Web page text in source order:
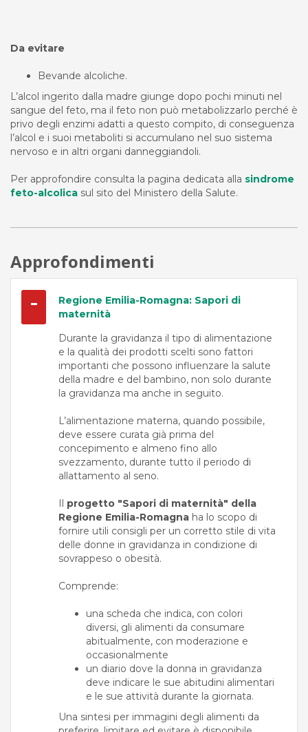
Da evitare
Bevande alcoliche.
L’alcol ingerito dalla madre giunge dopo pochi minuti nel
sangue del feto, ma il feto non può metabolizzarlo perché è
privo degli enzimi adatti a questo compito, di conseguenza
l’alcol e i suoi metaboliti si accumulano nel suo sistema
nervoso e in altri organi danneggiandoli.
Per approfondire consulta la pagina dedicata alla sindrome
feto-alcolica sul sito del Ministero della Salute.
Approfondimenti
Regione Emilia-Romagna: Sapori di
maternità
Durante la gravidanza il tipo di alimentazione
e la qualità dei prodotti scelti sono fattori
importanti che possono influenzare la salute
della madre e del bambino, non solo durante
la gravidanza ma anche in seguito.
L’alimentazione materna, quando possibile,
deve essere curata già prima del
concepimento e almeno fino allo
svezzamento, durante tutto il periodo di
allattamento al seno.
Il progetto "Sapori di maternità" della
Regione Emilia-Romagna ha lo scopo di
fornire utili consigli per un corretto stile di vita
delle donne in gravidanza in condizione di
sovrappeso o obesità.
Comprende:
una scheda che indica, con colori
diversi, gli alimenti da consumare
abitualmente, con moderazione e
occasionalmente
un diario dove la donna in gravidanza
deve indicare le sue abitudini alimentari
e le sue attività durante la giornata.
Una sintesi per immagini degli alimenti da